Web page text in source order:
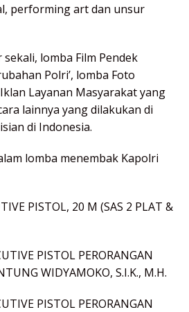
performing art dan unsur
lomba Film Pendek
Polri’, lomba Foto
Layanan Masyarakat yang
lainnya yang dilakukan di
di Indonesia.
lomba menembak Kapolri
PISTOL, 20 M (SAS 2 PLAT &
PISTOL PERORANGAN
WIDYAMOKO, S.I.K., M.H.
PISTOL PERORANGAN